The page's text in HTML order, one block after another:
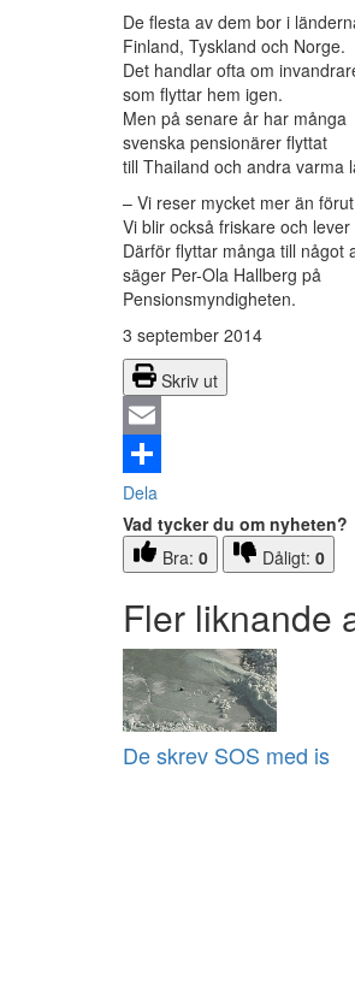
De flesta av dem bor i
Finland, Tyskland och Norge.
Det handlar ofta om
som flyttar hem igen.
Men på senare år har många
svenska pensionärer flyttat
till Thailand och andra varma
– Vi reser mycket mer än
Vi blir också friskare och lever
Därför flyttar många till något
säger Per-Ola Hallberg på
Pensionsmyndigheten.
3 september 2014
Skriv ut
Email
Dela
Vad tycker du om nyheten?
Bra: 0 Dåligt: 0
Fler liknande
De skrev SOS med is